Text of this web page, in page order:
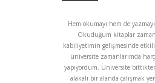
Hem okumayı hem de
Okuduğum kitaplar
kabiliyetimin gelişmesinde etkili
üniversite zamanlarımda
yapıyordum. Üniversite
alakalı bir alanda çalışmak